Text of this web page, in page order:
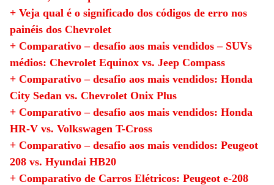
+ Veja qual é o significado dos códigos de erro nos
painéis dos Chevrolet
+ Comparativo – desafio aos mais vendidos – SUVs
médios: Chevrolet Equinox vs. Jeep Compass
+ Comparativo – desafio aos mais vendidos: Honda
City Sedan vs. Chevrolet Onix Plus
+ Comparativo – desafio aos mais vendidos: Honda
HR-V vs. Volkswagen T-Cross
+ Comparativo – desafio aos mais vendidos: Peugeot
208 vs. Hyundai HB20
+ Comparativo de Carros Elétricos: Peugeot e-208